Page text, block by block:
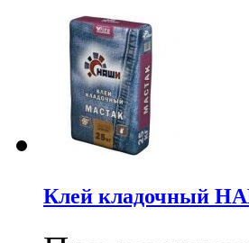
Клей кладочный